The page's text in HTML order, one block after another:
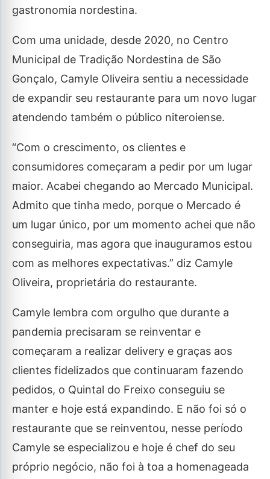
gastronomia nordestina.
Com uma unidade, desde 2020, no Centro
Municipal de Tradição Nordestina de São
Gonçalo, Camyle Oliveira sentiu a necessidade
de expandir seu restaurante para um novo lugar
atendendo também o público niteroiense.
“Com o crescimento, os clientes e
consumidores começaram a pedir por um lugar
maior. Acabei chegando ao Mercado Municipal.
Admito que tinha medo, porque o Mercado é
um lugar único, por um momento achei que não
conseguiria, mas agora que inauguramos estou
com as melhores expectativas.” diz Camyle
Oliveira, proprietária do restaurante.
Camyle lembra com orgulho que durante a
pandemia precisaram se reinventar e
começaram a realizar delivery e graças aos
clientes fidelizados que continuaram fazendo
pedidos, o Quintal do Freixo conseguiu se
manter e hoje está expandindo. E não foi só o
restaurante que se reinventou, nesse período
Camyle se especializou e hoje é chef do seu
próprio negócio, não foi à toa a homenageada